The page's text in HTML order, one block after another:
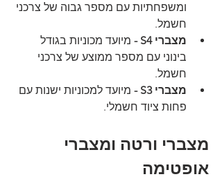
ומשפחתיות עם מספר גבוה של צרכני
חשמל.
מצברי S4 -
מיועד מכוניות בגודל
בינוני עם מספר ממוצע של צרכני
חשמל.
מצברי S3 -
מיועד למכוניות ישנות עם
פחות ציוד חשמלי.
מצברי ורטה ומצברי
אופטימה